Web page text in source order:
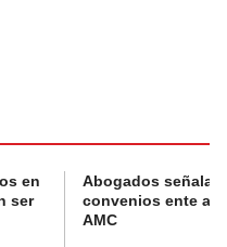
en
ser
Abogados
convenios ente
AMC